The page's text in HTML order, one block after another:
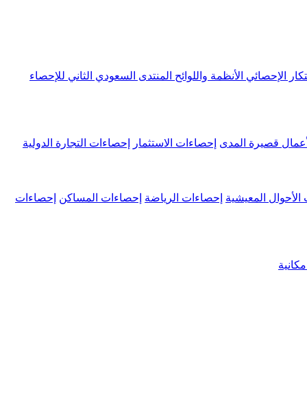
الإحصائي الأنظمة واللوائح المنتدى السعودي الثاني للإحصاء
قصيرة المدى إحصاءات الاستثمار إحصاءات التجارة الدولية
الأحوال المعيشية إحصاءات الرياضة إحصاءات المساكن إحصاءات